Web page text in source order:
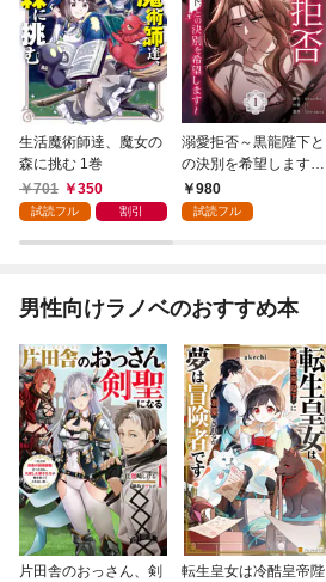
生活魔術師達、魔女の
森に挑む 1巻
701
350
試読フル 割引
溺愛拒否～黒龍陛下と
の決別を希望します～
1巻980
試読フル
男性向けラノベのおすすめ本
片田舎のおっさん、剣
転生皇女は冷酷皇帝陛